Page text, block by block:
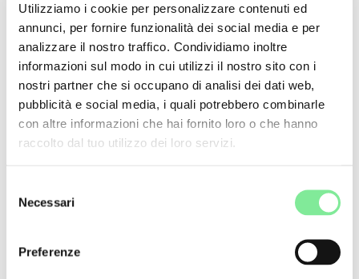
Utilizziamo i cookie per personalizzare contenuti ed
annunci, per fornire funzionalità dei social media e per
analizzare il nostro traffico. Condividiamo inoltre
informazioni sul modo in cui utilizzi il nostro sito con i
nostri partner che si occupano di analisi dei dati web,
pubblicità e social media, i quali potrebbero combinarle
con altre informazioni che hai fornito loro o che hanno
raccolto dal tuo utilizzo dei loro servizi.
delNecessari
Preferenze
trovate consigli e istruzioni per la preparazione delle
domande di finanziamento.
Sia gli enti pubblici che le fonti private, ad esempio sotto
forma di fondazioni, offrono ai professionisti della danza e
alle compagnie di danza in Svizzera opportunità di sostegno
finanziario. Spesso è difficile trovare gli indirizzi appropriati
quando si tratta di finanziamenti per la produzione o per le
tournée, quando si cercano fondi per progetti di mediazione
Finanziamenti pubblici